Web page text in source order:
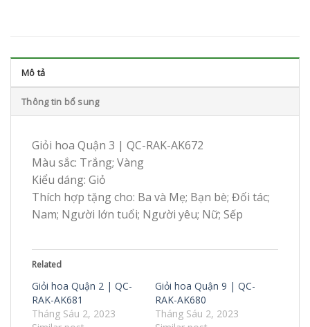
Mô tả
Thông tin bổ sung
Giỏi hoa Quận 3 | QC-RAK-AK672
Màu sắc: Trắng; Vàng
Kiểu dáng: Giỏ
Thích hợp tặng cho: Ba và Mẹ; Bạn bè; Đối tác;
Nam; Người lớn tuổi; Người yêu; Nữ; Sếp
Related
Giỏi hoa Quận 2 | QC-
RAK-AK681
Tháng Sáu 2, 2023
Giỏi hoa Quận 9 | QC-
RAK-AK680
Tháng Sáu 2, 2023